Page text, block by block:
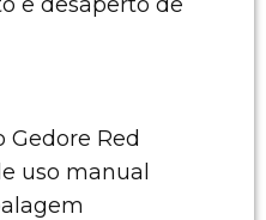
Red
uso manual